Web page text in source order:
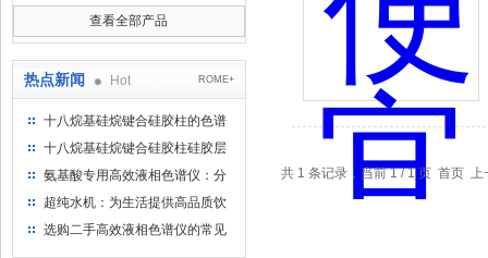
查看全部产品
热点新闻 Hot ROME+
十八烷基硅烷键合硅胶柱的色谱
方法浅述
十八烷基硅烷键合硅胶柱硅胶层
析时如何装柱
氨基酸专用高效液相色谱仪：分
析氨基酸的仪器
超纯水机：为生活提供高品质饮
用水
选购二手高效液相色谱仪的常见
共 1 条记录，当前 1 / 1 页 首页